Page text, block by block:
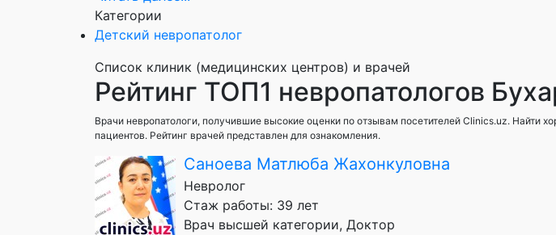
Категории
Детский невропатолог
Список клиник (медицинских центров) и врачей
Рейтинг ТОП1 невропатологов
Врачи невропатологи, получившие высокие оценки по отзывам посетителей Clinics.uz. Найти
пациентов. Рейтинг врачей представлен для ознакомления.
Саноева Матлюба Жахонкуловна
Невролог
Стаж работы: 39 лет
Врач высшей категории, Доктор